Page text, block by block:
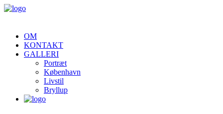
OM
KONTAKT
GALLERI
Portræt
København
Livstil
Bryllup